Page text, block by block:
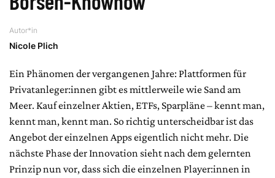
Autor*in
Nicole Plich
Ein Phänomen der vergangenen Jahre: Plattformen für
Privatanleger:innen gibt es mittlerweile wie Sand am
Meer. Kauf einzelner Aktien, ETFs, Sparpläne – kennt man,
kennt man, kennt man. So richtig unterscheidbar ist das
Angebot der einzelnen Apps eigentlich nicht mehr. Die
nächste Phase der Innovation sieht nach dem gelernten
Prinzip nun vor, dass sich die einzelnen Player:innen in